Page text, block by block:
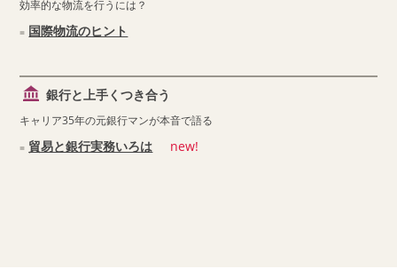
効率的な物流を行うには？
国際物流のヒント
銀行と上手くつき合う
キャリア35年の元銀行マンが本音で語る
貿易と銀行実務いろは new!